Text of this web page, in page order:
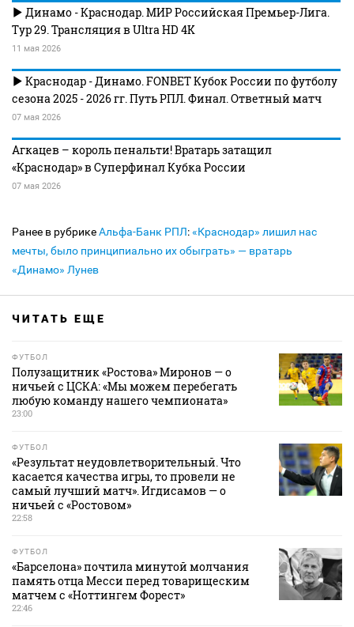
Динамо - Краснодар. МИР Российская Премьер-Лига.
Тур 29. Трансляция в Ultra HD 4K
11 мая 2026
Краснодар - Динамо. FONBET Кубок России по футболу
сезона 2025 - 2026 гг. Путь РПЛ. Финал. Ответный матч
07 мая 2026
Агкацев – король пенальти! Вратарь затащил
«Краснодар» в Суперфинал Кубка России
07 мая 2026
Ранее в рубрикеАльфа-Банк РПЛ:«Краснодар» лишил нас
мечты, было принципиально их обыграть» — вратарь
«Динамо» Лунев
ЧИТАТЬ ЕЩЕ
ФУТБОЛ
Полузащитник «Ростова» Миронов — о
ничьей с ЦСКА: «Мы можем перебегать
любую команду нашего чемпионата»
23:00
ФУТБОЛ
«Результат неудовлетворительный. Что
касается качества игры, то провели не
самый лучший матч». Игдисамов — о
ничьей с «Ростовом»
22:58
ФУТБОЛ
«Барселона» почтила минутой молчания
память отца Месси перед товарищеским
матчем с «Ноттингем Форест»
22:46